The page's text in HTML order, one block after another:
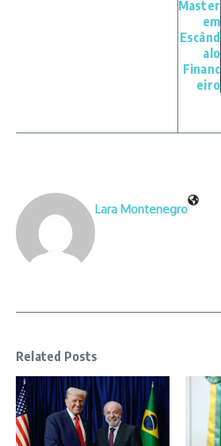
Master
em
Escând
alo
Financ
eiro
Lara Montenegro
Related Posts